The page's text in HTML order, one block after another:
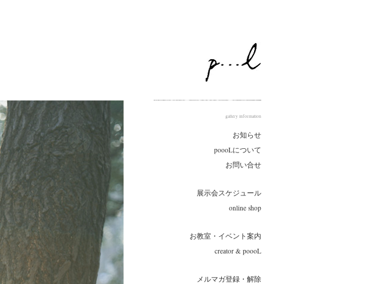
gallery information
お知らせ
poooLについて
お問い合せ
展示会スケジュール
online shop
お教室・イベント案内
creator & poooL
メルマガ登録・解除